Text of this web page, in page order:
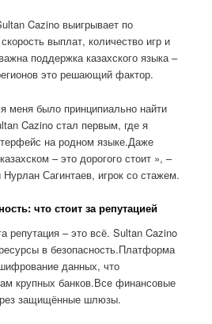
Cazino выигрывает по
выплат, количество игр и
поддержка казахского языка –
это решающий фактор.
меня было принципиально найти
Cazino стал первым, где я
на родном языке.Даже
– это дорогого стоит », –
Сагинтаев, игрок со стажем.
что стоит за репутацией
репутация – это всё. Sultan Cazino
в безопасность.Платформа
данных, что
крупных банков.Все финансовые
защищённые шлюзы.